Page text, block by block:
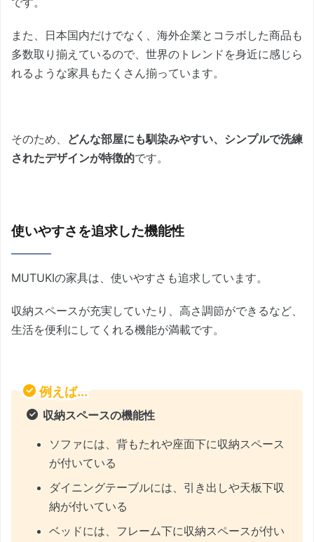
また、日本国内だけでなく、海外企業とコラボした商品も
多数取り揃えているので、世界のトレンドを身近に感じら
れるような家具もたくさん揃っています。
そのため、 どんな部屋にも馴染みやすい、シンプルで洗練
されたデザインが特徴的です。
使いやすさを追求した機能性
MUTUKIの家具は、使いやすさも追求しています。
収納スペースが充実していたり、高さ調節ができるなど、
生活を便利にしてくれる機能が満載です。
例えば...
収納スペースの機能性
ソファには、背もたれや座面下に収納スペース
が付いている
ダイニングテーブルには、引き出しや天板下収
納が付いている
ベッドには、フレーム下に収納スペースが付い